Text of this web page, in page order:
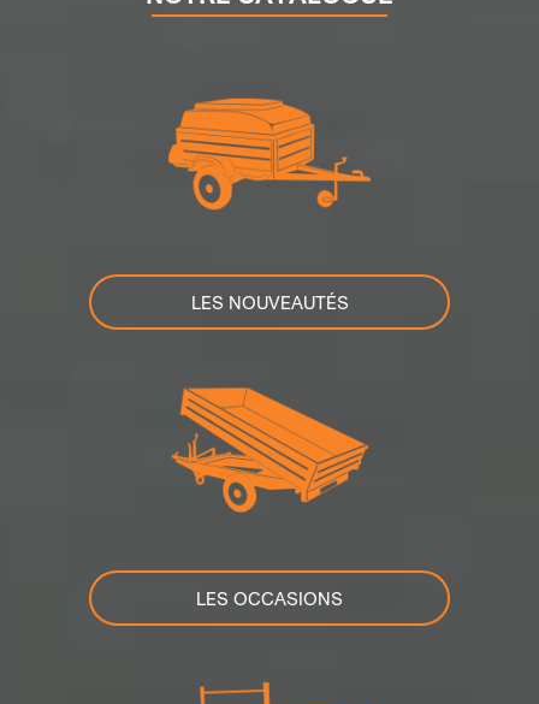
LES NOUVEAUTÉS
LES OCCASIONS